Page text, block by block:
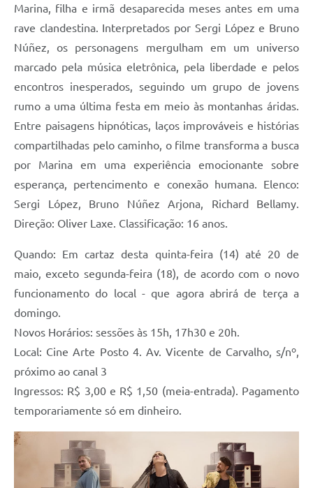
Marina, filha e irmã desaparecida meses antes em uma
rave clandestina. Interpretados por Sergi López e Bruno
Núñez, os personagens mergulham em um universo
marcado pela música eletrônica, pela liberdade e pelos
encontros inesperados, seguindo um grupo de jovens
rumo a uma última festa em meio às montanhas áridas.
Entre paisagens hipnóticas, laços improváveis e histórias
compartilhadas pelo caminho, o filme transforma a busca
por Marina em uma experiência emocionante sobre
esperança, pertencimento e conexão humana. Elenco:
Sergi López, Bruno Núñez Arjona, Richard Bellamy.
Direção: Oliver Laxe. Classificação: 16 anos.
Quando: Em cartaz desta quinta-feira (14) até 20 de
maio, exceto segunda-feira (18), de acordo com o novo
funcionamento do local - que agora abrirá de terça a
domingo.
Novos Horários: sessões às 15h, 17h30 e 20h.
Local: Cine Arte Posto 4. Av. Vicente de Carvalho, s/nº,
próximo ao canal 3
Ingressos: R$ 3,00 e R$ 1,50 (meia-entrada). Pagamento
temporariamente só em dinheiro.